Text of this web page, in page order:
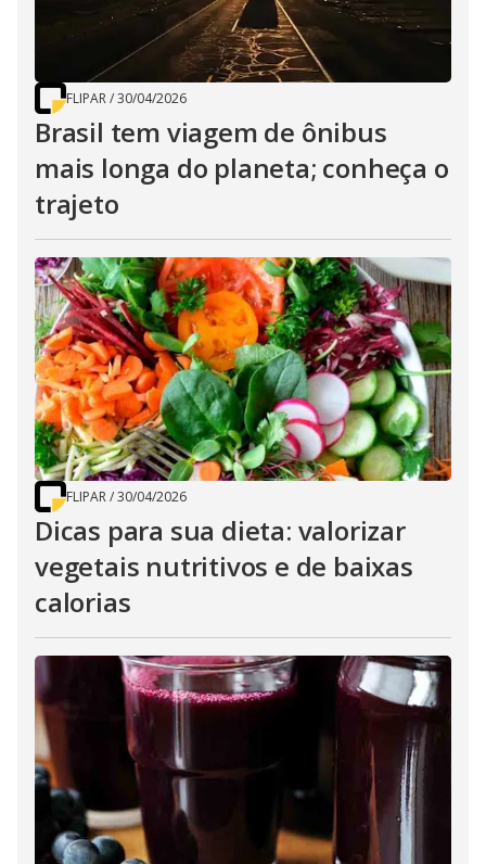
FLIPAR/30/04/2026
Brasil tem viagem de ônibus
mais longa do planeta; conheça o
trajeto
FLIPAR/30/04/2026
Dicas para sua dieta: valorizar
vegetais nutritivos e de baixas
calorias